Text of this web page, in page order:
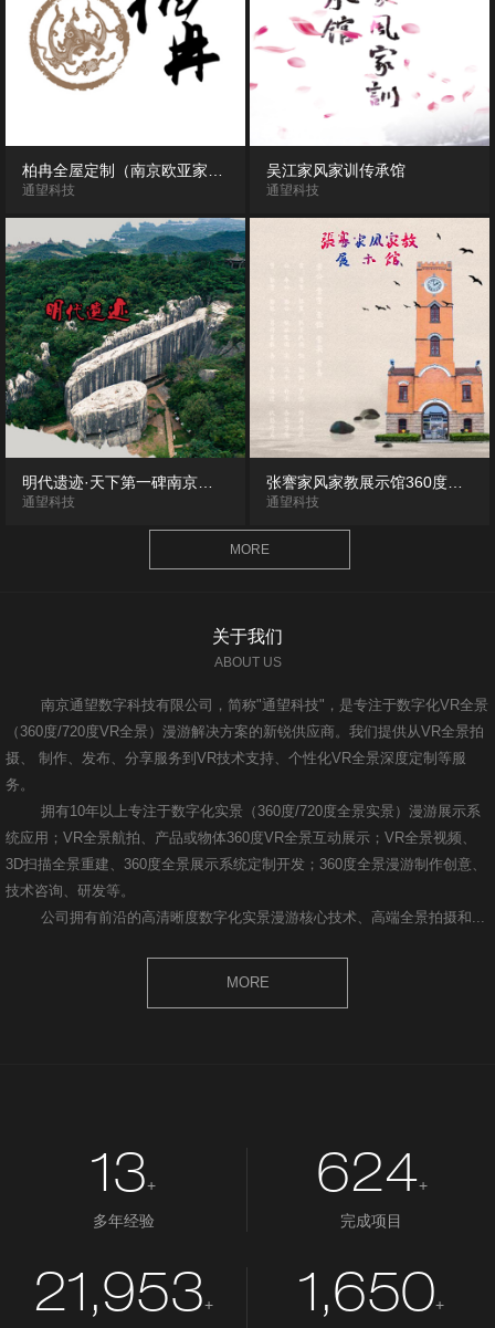
通望科技
吴江家风家训传承馆
通望科技
通望科技 通望科技
MORE
关于我们
ABOUT US
南京通望数字科技有限公司，简称"通望科技"，是专注于数字化VR全景
（360度/720度VR全景）漫游解决方案的新锐供应商。我们提供从VR全景拍
摄、 制作、发布、分享服务到VR技术支持、个性化VR全景深度定制等服
务。
拥有10年以上专注于数字化实景（360度/720度全景实景）漫游展示系
统应用；VR全景航拍、产品或物体360度VR全景互动展示；VR全景视频、
3D扫描全景重建、360度全景展示系统定制开发；360度全景漫游制作创意、
技术咨询、研发等。
公司拥有前沿的高清晰度数字化实景漫游核心技术、高端全景拍摄和...
MORE
13+
多年经验
624+
完成项目
21,953+
1,650+